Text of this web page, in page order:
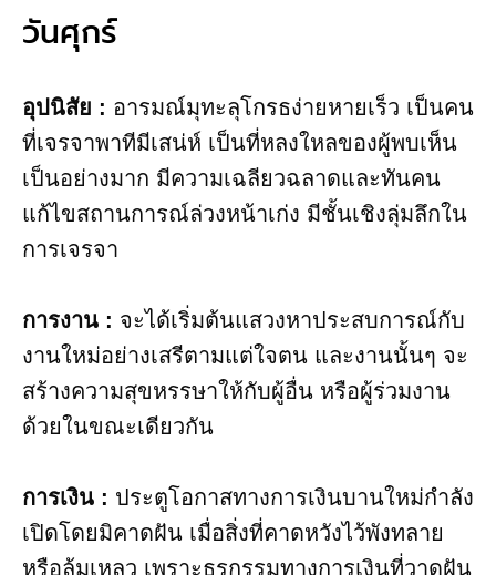
วันศุกร์
อุปนิสัย : อารมณ์มุทะลุโกรธง่ายหายเร็ว เป็นคน
ที่เจรจาพาทีมีเสน่ห์ เป็นที่หลงใหลของผู้พบเห็น
เป็นอย่างมาก มีความเฉลียวฉลาดและทันคน
แก้ไขสถานการณ์ล่วงหน้าเก่ง มีชั้นเชิงลุ่มลึกใน
การเจรจา
การงาน​ : จะได้เริ่มต้นแสวงหาประสบการณ์กับ
งานใหม่อย่างเสรีตามแต่ใจตน และงานนั้นๆ จะ
สร้างความสุขหรรษาให้กับผู้อื่น หรือผู้ร่วมงาน
ด้วยในขณะเดียวกัน
การเงิน​ : ประตูโอกาสทางการเงินบานใหม่กำลัง
เปิดโดยมิคาดฝัน เมื่อสิ่งที่คาดหวังไว้พังทลาย
หรือล้มเหลว เพราะธุรกรรมทางการเงินที่วาดฝัน